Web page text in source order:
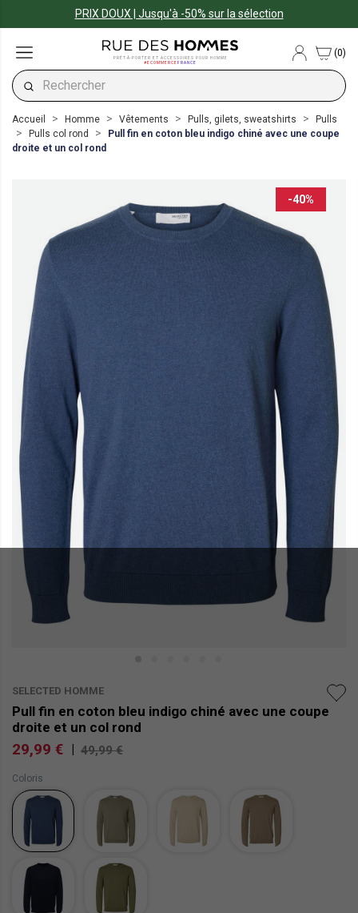
PRIX DOUX | Jusqu'à -50% sur la sélection
PRÊT-À-PORTER ET ACCESSOIRES POUR HOMME
#ECOMMERCEFRANCE
(0)
Accueil Homme Vêtements Pulls, gilets, sweatshirts
Pulls
Pulls col rond
Pull fin en coton bleu indigo chiné avec une coupe
droite et un col rond
-40%
SELECTED HOMME
Pull fin en coton bleu indigo chiné avec une coupe
droite et un col rond
29,99 € 49,99 €
Coloris